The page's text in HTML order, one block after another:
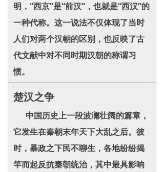
明，“西京”是“前汉”，也就是“西汉”的
一种代称。这一说法不仅体现了当时
人们对两个汉朝的区别，也反映了古
代文献中对不同时期汉朝的称谓习
惯。
楚汉之争
中国历史上一段波澜壮阔的篇章，
它发生在秦朝末年天下大乱之后。彼
时，暴政之下民不聊生，各地纷纷揭
竿而起反抗秦朝统治，其中最具影响